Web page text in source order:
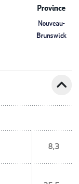
Province
Nouveau-
Brunswick
expand_less
8,3